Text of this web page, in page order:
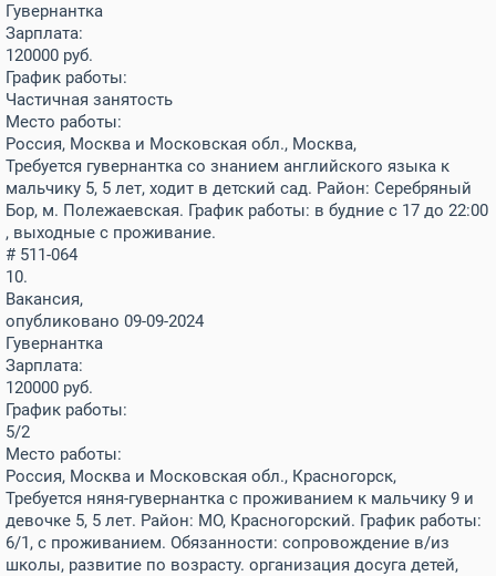
Гувернантка
Зарплата:
120000 руб.
График работы:
Частичная занятость
Место работы:
Россия, Москва и Московская обл., Москва,
Требуется гувернантка со знанием английского языка к
мальчику 5, 5 лет, ходит в детский сад. Район: Серебряный
Бор, м. Полежаевская. График работы: в будние с 17 до 22:00
, выходные с проживание.
# 511-064
10.
Вакансия,
опубликовано 09-09-2024
Гувернантка
Зарплата:
120000 руб.
График работы:
5/2
Место работы:
Россия, Москва и Московская обл., Красногорск,
Требуется няня-гувернантка с проживанием к мальчику 9 и
девочке 5, 5 лет. Район: МО, Красногорский. График работы:
6/1, с проживанием. Обязанности: сопровождение в/из
школы, развитие по возрасту. организация досуга детей,